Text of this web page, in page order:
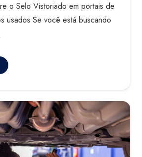
o Selo Vistoriado em portais de
usados Se você está buscando